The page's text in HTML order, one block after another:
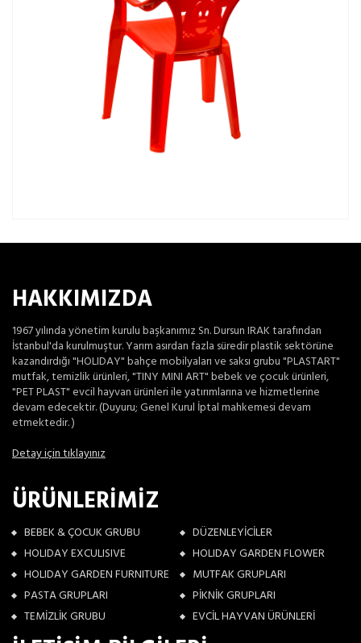
HAKKIMIZDA
1967 yılında yönetim kurulu başkanımız Sn. Dursun IRAK tarafından
İstanbul'da kurulmuştur. Yarım asırdan fazla süredir plastik sektörüne
kazandırdığı "HOLIDAY" bahçe mobilyaları ve saksı grubu "PLASTART"
mutfak, temizlik ürünleri, "TINY MINI ART" bebek ve çocuk ürünleri,
"PET PLAST" evcil hayvan ürünleri ile yatırımlarına ve hizmetlerine
devam edecektir. (Duyuru; Genel Kurul İptal mahkemesi devam
etmektedir. )
Detay için tıklayınız
ÜRÜNLERİMİZ
BEBEK & ÇOCUK GRUBU
DÜZENLEYİCİLER
HOLIDAY EXCULISIVE
HOLIDAY GARDEN FLOWER
HOLIDAY GARDEN FURNITURE
MUTFAK GRUPLARI
PASTA GRUPLARI
PİKNİK GRUPLARI
TEMİZLİK GRUBU
EVCİL HAYVAN ÜRÜNLERİ